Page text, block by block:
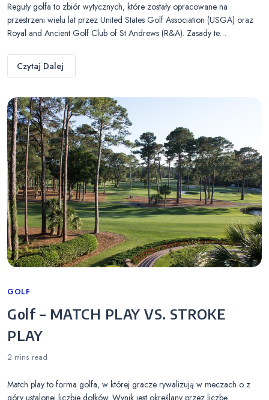
Reguły golfa to zbiór wytycznych, które zostały opracowane na
przestrzeni wielu lat przez United States Golf Association (USGA) oraz
Royal and Ancient Golf Club of St Andrews (R&A). Zasady te…
Czytaj Dalej
Categories
GOLF
Golf – MATCH PLAY VS. STROKE
PLAY
2 mins read
Match play to forma golfa, w której gracze rywalizują w meczach o z
góry ustalonej liczbie dołków. Wynik jest określany przez liczbę